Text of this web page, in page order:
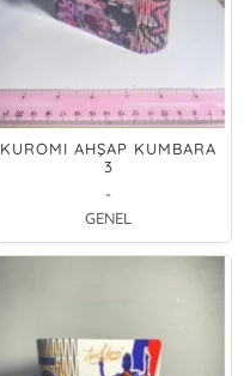
KUROMI AHŞAP KUMBARA
3
-
GENEL